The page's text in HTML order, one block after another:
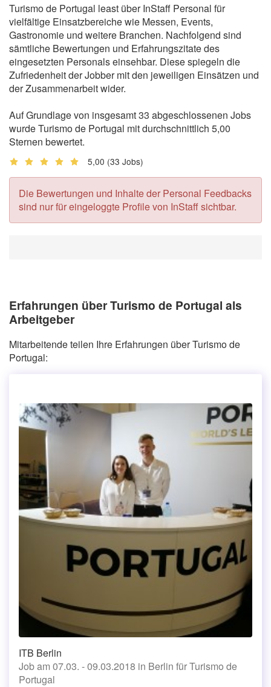
Turismo de Portugal least über InStaff Personal für
vielfältige Einsatzbereiche wie Messen, Events,
Gastronomie und weitere Branchen. Nachfolgend sind
sämtliche Bewertungen und Erfahrungszitate des
eingesetzten Personals einsehbar. Diese spiegeln die
Zufriedenheit der Jobber mit den jeweiligen Einsätzen und
der Zusammenarbeit wider.
Auf Grundlage von insgesamt 33 abgeschlossenen Jobs
wurde Turismo de Portugal mit durchschnittlich 5,00
Sternen bewertet.
5,00 (33 Jobs)
Die Bewertungen und Inhalte der Personal Feedbacks
sind nur für eingeloggte Profile von InStaff sichtbar.
Erfahrungen über Turismo de Portugal als
Arbeitgeber
Mitarbeitende teilen Ihre Erfahrungen über Turismo de
Portugal:
ITB Berlin
Job am 07.03. - 09.03.2018 in Berlin für Turismo de
Portugal